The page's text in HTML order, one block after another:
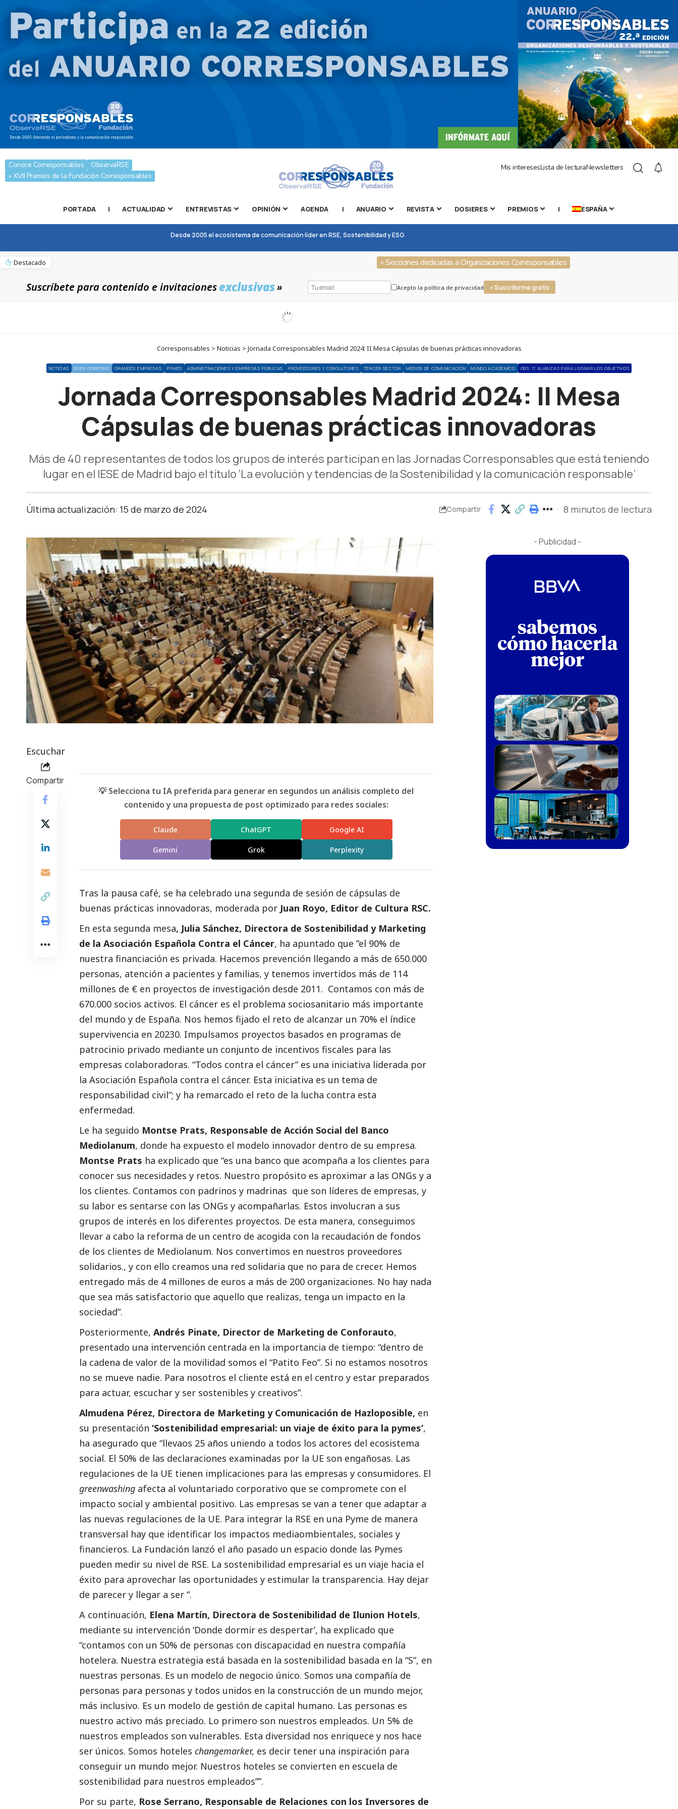
Conoce Corresponsables
ObservaRSE
» XVII Premios de la Fundación Corresponsables
Mis interesesLista de lecturaNewsletters
PORTADA | ACTUALIDAD ENTREVISTAS OPINIÓN AGENDA | ANUARIO REVISTA DOSIERES PREMIOS | ESPAÑA
Desde 2005 el ecosistema de comunicación líder en RSE, Sostenibilidad y ESG
Destacado » Secciones dedicadas a Organizaciones Corresponsables
Suscríbete para contenido e invitacionesexclusivas» Acepto la política de privacidad » Suscribirme gratis
Corresponsables > Noticias > Jornada Corresponsables Madrid 2024: II Mesa Cápsulas de buenas prácticas innovadoras
NOTICIAS BUEN GOBIERNO GRANDES EMPRESAS PYMES ADMINISTRACIONES Y EMPRESAS PÚBLICAS PROVEEDORES Y CONSULTORES TERCER SECTOR MEDIOS DE COMUNICACIÓN MUNDO ACADÉMICO ODS 17 ALIANZAS PARA LOGRAR LOS OBJETIVOS
Jornada Corresponsables Madrid 2024: II Mesa
Cápsulas de buenas prácticas innovadoras
Más de 40 representantes de todos los grupos de interés participan en las Jornadas Corresponsables que está teniendo
lugar en el IESE de Madrid bajo el título ‘La evolución y tendencias de la Sostenibilidad y la comunicación responsable’
Última actualización: 15 de marzo de 2024 Compartir 8 minutos de lectura
Escuchar
Compartir
💡 Selecciona tu IA preferida para generar en segundos un análisis completo del
contenido y una propuesta de post optimizado para redes sociales:
Claude ChatGPT Google AI
Gemini Grok Perplexity
Tras la pausa café, se ha celebrado una segunda de sesión de cápsulas de
buenas prácticas innovadoras, moderada por Juan Royo, Editor de Cultura RSC.
En esta segunda mesa, Julia Sánchez, Directora de Sostenibilidad y Marketing
de la Asociación Española Contra el Cáncer, ha apuntado que ”el 90% de
nuestra financiación es privada. Hacemos prevención llegando a más de 650.000
personas, atención a pacientes y familias, y tenemos invertidos más de 114
millones de € en proyectos de investigación desde 2011. Contamos con más de
670.000 socios activos. El cáncer es el problema sociosanitario más importante
del mundo y de España. Nos hemos fijado el reto de alcanzar un 70% el índice
supervivencia en 20230. Impulsamos proyectos basados en programas de
patrocinio privado mediante un conjunto de incentivos fiscales para las
empresas colaboradoras. “Todos contra el cáncer” es una iniciativa liderada por
la Asociación Española contra el cáncer. Esta iniciativa es un tema de
responsabilidad civil”; y ha remarcado el reto de la lucha contra esta
enfermedad.
Le ha seguido Montse Prats, Responsable de Acción Social del Banco
Mediolanum, donde ha expuesto el modelo innovador dentro de su empresa.
Montse Prats ha explicado que “es una banco que acompaña a los clientes para
conocer sus necesidades y retos. Nuestro propósito es aproximar a las ONGs y a
los clientes. Contamos con padrinos y madrinas que son líderes de empresas, y
su labor es sentarse con las ONGs y acompañarlas. Estos involucran a sus
grupos de interés en los diferentes proyectos. De esta manera, conseguimos
llevar a cabo la reforma de un centro de acogida con la recaudación de fondos
de los clientes de Mediolanum. Nos convertimos en nuestros proveedores
solidarios., y con ello creamos una red solidaria que no para de crecer. Hemos
entregado más de 4 millones de euros a más de 200 organizaciones. No hay nada
que sea más satisfactorio que aquello que realizas, tenga un impacto en la
sociedad”.
Posteriormente, Andrés Pinate, Director de Marketing de Conforauto,
presentado una intervención centrada en la importancia de tiempo: “dentro de
la cadena de valor de la movilidad somos el “Patito Feo”. Si no estamos nosotros
no se mueve nadie. Para nosotros el cliente está en el centro y estar preparados
para actuar, escuchar y ser sostenibles y creativos”.
Almudena Pérez, Directora de Marketing y Comunicación de Hazloposible, en
su presentación ‘Sostenibilidad empresarial: un viaje de éxito para la pymes’,
ha asegurado que “llevaos 25 años uniendo a todos los actores del ecosistema
social. El 50% de las declaraciones examinadas por la UE son engañosas. Las
regulaciones de la UE tienen implicaciones para las empresas y consumidores. El
greenwashing afecta al voluntariado corporativo que se compromete con el
impacto social y ambiental positivo. Las empresas se van a tener que adaptar a
las nuevas regulaciones de la UE. Para integrar la RSE en una Pyme de manera
transversal hay que identificar los impactos mediaombientales, sociales y
financieros. La Fundación lanzó el año pasado un espacio donde las Pymes
pueden medir su nivel de RSE. La sostenibilidad empresarial es un viaje hacia el
éxito para aprovechar las oportunidades y estimular la transparencia. Hay dejar
de parecer y llegar a ser ”.
A continuación, Elena Martín, Directora de Sostenibilidad de Ilunion Hotels,
mediante su intervención ‘Donde dormir es despertar’, ha explicado que
“contamos con un 50% de personas con discapacidad en nuestra compañía
hotelera. Nuestra estrategia está basada en la sostenibilidad basada en la “S”, en
nuestras personas. Es un modelo de negocio único. Somos una compañía de
personas para personas y todos unidos en la construcción de un mundo mejor,
más inclusivo. Es un modelo de gestión de capital humano. Las personas es
nuestro activo más preciado. Lo primero son nuestros empleados. Un 5% de
nuestros empleados son vulnerables. Esta diversidad nos enriquece y nos hace
ser únicos. Somos hoteles changemarker, es decir tener una inspiración para
conseguir un mundo mejor. Nuestros hoteles se convierten en escuela de
sostenibilidad para nuestros empleados””.
Por su parte, Rose Serrano, Responsable de Relaciones con los Inversores de
- Publicidad -